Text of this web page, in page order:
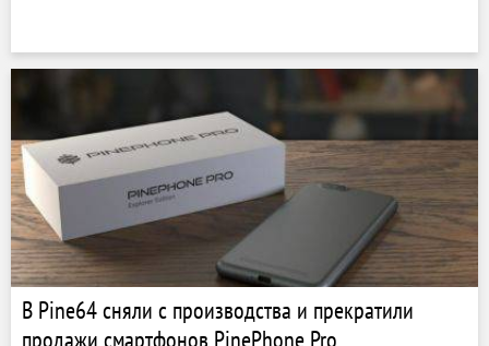
В Pine64 сняли с производства и прекратили
продажи смартфонов PinePhone Pro